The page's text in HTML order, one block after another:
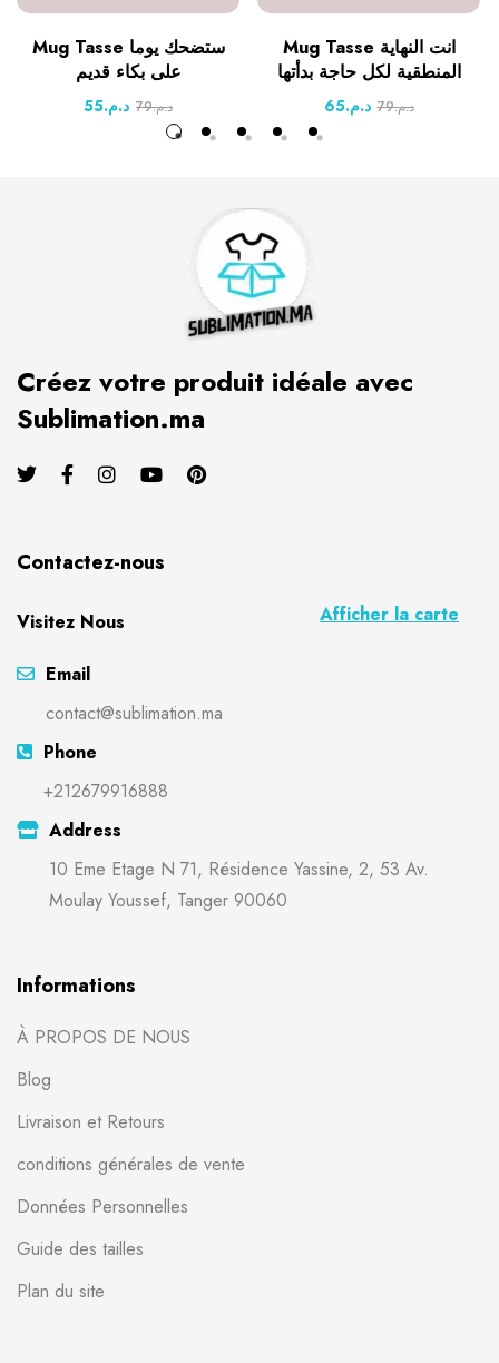
Mug Tasse ستضحك يوما
على بكاء قديم
د.م.55 د.م.79
Mug Tasse انت النهاية
المنطقية لكل حاجة بدأتها
د.م.65 د.م.79
Créez votre produit idéale avec
Sublimation.ma
Contactez-nous
Visitez Nous Afficher la carte
Email
contact@sublimation.ma
Phone
+212679916888
Address
10 Eme Etage N 71, Résidence Yassine, 2, 53 Av.
Moulay Youssef, Tanger 90060
Informations
À PROPOS DE NOUS
Blog
Livraison et Retours
conditions générales de vente
Données Personnelles
Guide des tailles
Plan du site